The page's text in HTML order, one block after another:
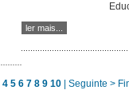
ler mais...
4 5 6 7 8 9 10 | Seguinte >